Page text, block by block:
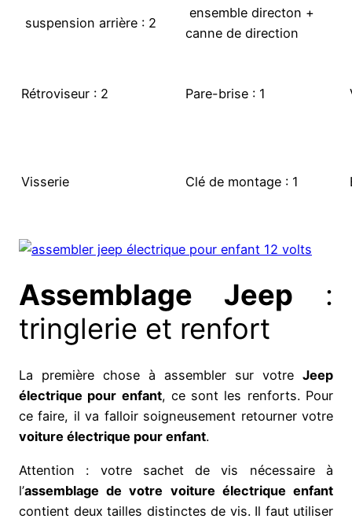
suspension arrière : 2
ensemble directon +
canne de direction
Rétroviseur : 2 Pare-brise : 1
Visserie Clé de montage : 1
Assemblage Jeep :
tringlerie et renfort
La première chose à assembler sur votre Jeep
électrique pour enfant, ce sont les renforts. Pour
ce faire, il va falloir soigneusement retourner votre
voiture électrique pour enfant.
Attention : votre sachet de vis nécessaire à
l’assemblage de votre voiture électrique enfant
contient deux tailles distinctes de vis. Il faut utiliser